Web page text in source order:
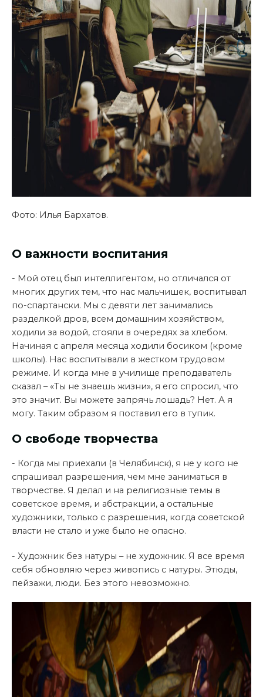
Фото: Илья Бархатов.
О важности воспитания
- Мой отец был интеллигентом, но отличался от
многих других тем, что нас мальчишек, воспитывал
по-спартански. Мы с девяти лет занимались
разделкой дров, всем домашним хозяйством,
ходили за водой, стояли в очередях за хлебом.
Начиная с апреля месяца ходили босиком (кроме
школы). Нас воспитывали в жестком трудовом
режиме. И когда мне в училище преподаватель
сказал – «Ты не знаешь жизни», я его спросил, что
это значит. Вы можете запрячь лошадь? Нет. А я
могу. Таким образом я поставил его в тупик.
О свободе творчества
- Когда мы приехали (в Челябинск), я не у кого не
спрашивал разрешения, чем мне заниматься в
творчестве. Я делал и на религиозные темы в
советское время, и абстракции, а остальные
художники, только с разрешения, когда советской
власти не стало и уже было не опасно.
- Художник без натуры – не художник. Я все время
себя обновляю через живопись с натуры. Этюды,
пейзажи, люди. Без этого невозможно.